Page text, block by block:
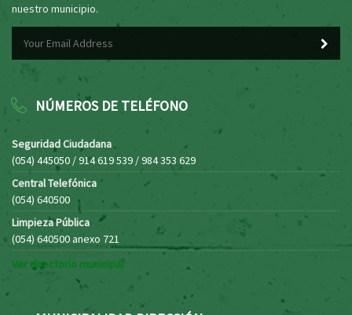
nuestro municipio.
NÚMEROS DE TELÉFONO
Seguridad Ciudadana
(054) 445050 / 914 619 539 / 984 353 629
Central Telefónica
(054) 640500
Limpieza Pública
(054) 640500 anexo 721
Ver directorio municipal